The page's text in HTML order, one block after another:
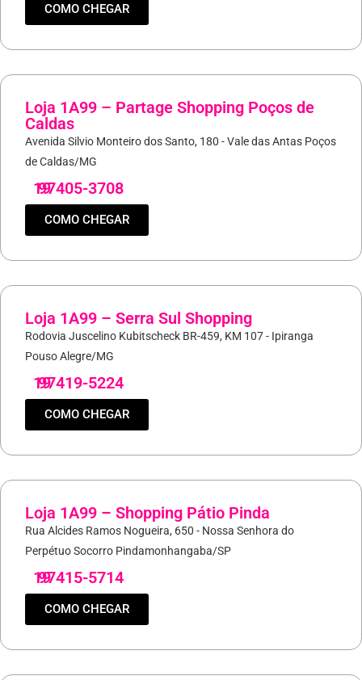
COMO CHEGAR
Loja 1A99 – Partage Shopping Poços de
Caldas
Avenida Silvio Monteiro dos Santo, 180 - Vale das Antas Poços
de Caldas/MG
19
97405-3708
COMO CHEGAR
Loja 1A99 – Serra Sul Shopping
Rodovia Juscelino Kubitscheck BR-459, KM 107 - Ipiranga
Pouso Alegre/MG
19
97419-5224
COMO CHEGAR
Loja 1A99 – Shopping Pátio Pinda
Rua Alcides Ramos Nogueira, 650 - Nossa Senhora do
Perpétuo Socorro Pindamonhangaba/SP
19
97415-5714
COMO CHEGAR